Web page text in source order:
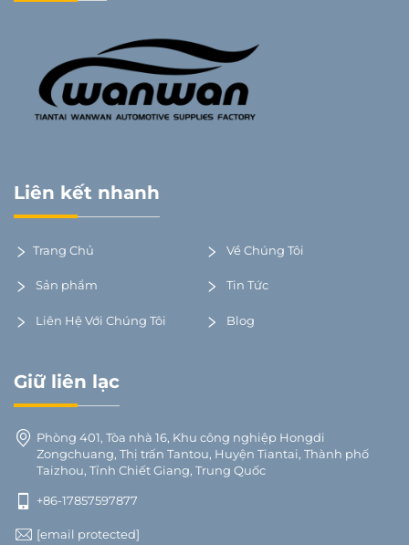
Liên kết nhanh
Trang Chủ Về Chúng Tôi
Sản phẩm Tin Tức
Liên Hệ Với Chúng Tôi Blog
Giữ liên lạc
Phòng 401, Tòa nhà 16, Khu công nghiệp Hongdi
Zongchuang, Thị trấn Tantou, Huyện Tiantai, Thành phố
Taizhou, Tỉnh Chiết Giang, Trung Quốc
+86-17857597877
[email protected]